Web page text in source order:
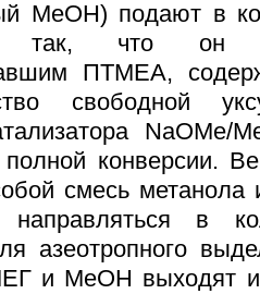
MeOH) подают в
так, что он
ПТМЕА,
свободной
конверсии.
смесь метанола
в
азеотропного
и MeOH выходят